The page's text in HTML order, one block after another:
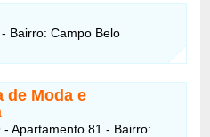
Bairro: Campo Belo
de Moda e
Apartamento 81 - Bairro: